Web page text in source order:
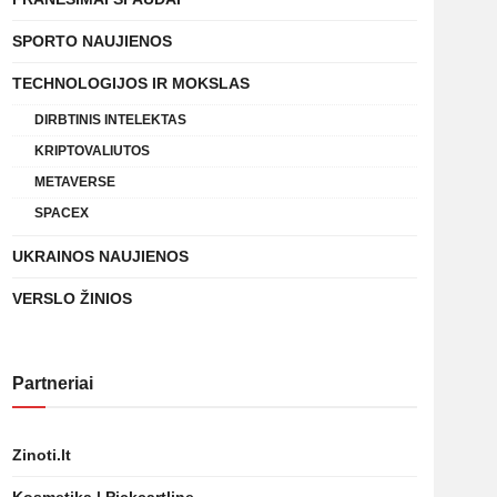
SPORTO NAUJIENOS
TECHNOLOGIJOS IR MOKSLAS
DIRBTINIS INTELEKTAS
KRIPTOVALIUTOS
METAVERSE
SPACEX
UKRAINOS NAUJIENOS
VERSLO ŽINIOS
Partneriai
Zinoti.lt